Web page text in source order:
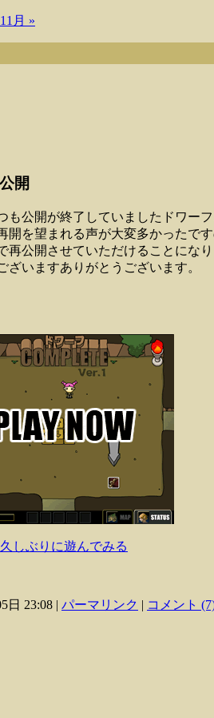
月 »
開
も公開が終了していましたドワー
開を望まれる声が大変多かったで
再公開させていただけることになり
ざいますありがとうございます。
久しぶりに遊んでみる
日 23:08 | パーマリンク | コメント